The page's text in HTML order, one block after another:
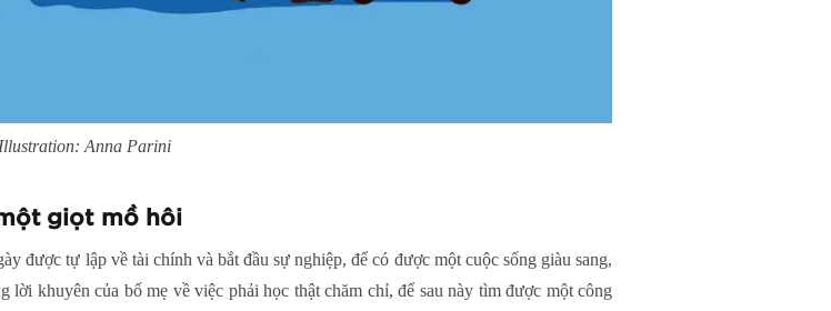
Illustration: Anna Parini
giọt mồ hôi
được tự lập về tài chính và bắt đầu sự nghiệp, để có được một cuộc sống giàu sang,
khuyên của bố mẹ về việc phải học thật chăm chỉ, để sau này tìm được một công